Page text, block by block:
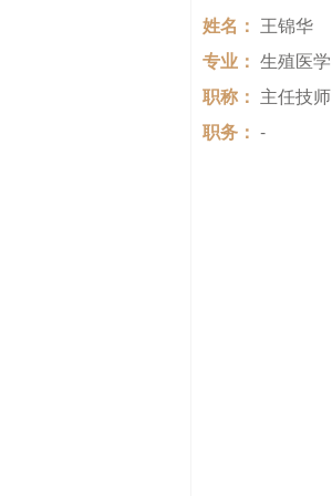
姓名： 王锦华
专业： 生殖医学
职称： 主任技师
职务： -